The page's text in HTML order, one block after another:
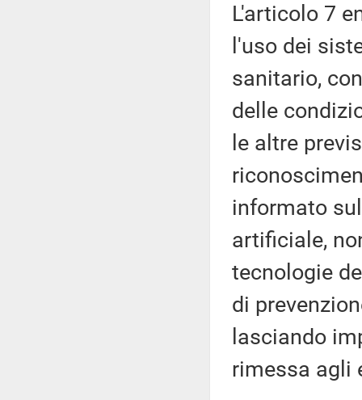
L'articolo 7
l'uso dei
sanitario,
delle
le altre
informato
artificiale,
tecnologie
di
lasciando
rimessa agli